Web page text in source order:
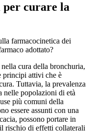
curare la
farmacocinetica dei
adottato?
cura della bronchuria,
principi attivi che è
Tuttavia, la prevalenza
nelle popolazioni di età
più comuni della
essere assunti con una
possono portare in
rischio di effetti collaterali